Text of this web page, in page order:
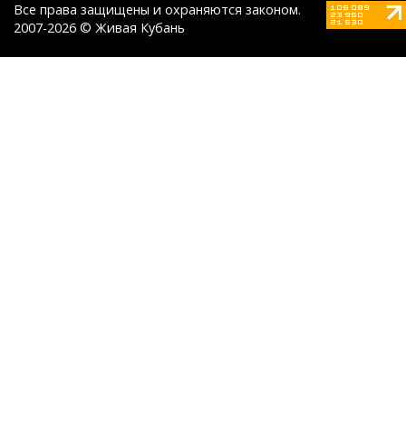
Все права защищены и охраняются законом.
2007-2026 © Живая Кубань